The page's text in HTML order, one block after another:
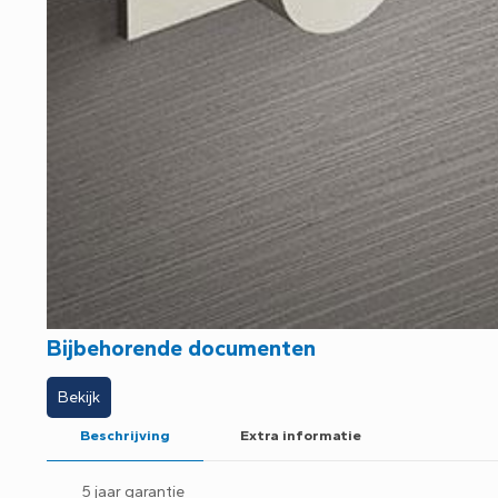
Bijbehorende documenten
Bekijk
Beschrijving Extra informatie
5 jaar garantie